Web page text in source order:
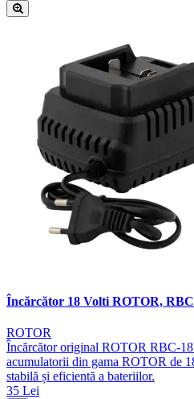
Încărcător 18 Volti ROTOR,
ROTOR
Încărcător original ROTOR RBC-
acumulatorii din gama ROTOR de
stabilă și eficientă a bateriilor.
35 Lei